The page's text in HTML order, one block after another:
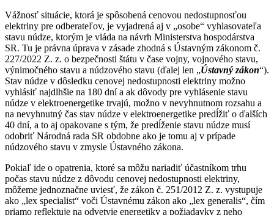
Vážnosť situácie, ktorá je spôsobená cenovou nedostupnosťou
elektriny pre odberateľov, je vyjadrená aj v „osobe“ vyhlasovateľa
stavu núdze, ktorým je vláda na návrh Ministerstva hospodárstva
SR. Tu je právna úprava v zásade zhodná s Ústavným zákonom č.
227/2022 Z. z. o bezpečnosti štátu v čase vojny, vojnového stavu,
výnimočného stavu a núdzového stavu (ďalej len „Ústavný zákon“).
Stav núdze v dôsledku cenovej nedostupnosti elektriny možno
vyhlásiť najdlhšie na 180 dní a ak dôvody pre vyhlásenie stavu
núdze v elektroenergetike trvajú, možno v nevyhnutnom rozsahu a
na nevyhnutný čas stav núdze v elektroenergetike predĺžiť o ďalších
40 dní, a to aj opakovane s tým, že predĺženie stavu núdze musí
odobriť Národná rada SR obdobne ako je tomu aj v prípade
núdzového stavu v zmysle Ústavného zákona.
Pokiaľ ide o opatrenia, ktoré sa môžu nariadiť účastníkom trhu
počas stavu núdze z dôvodu cenovej nedostupnosti elektriny,
môžeme jednoznačne uviesť, že zákon č. 251/2012 Z. z. vystupuje
ako „lex specialist“ voči Ústavnému zákon ako „lex generalis“, čím
priamo reflektuje na odvetvie energetiky a požiadavky z neho